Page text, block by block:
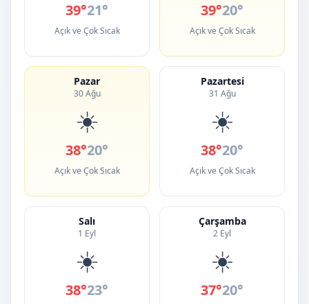
39°21°
Açık ve Çok Sıcak
39°20°
Açık ve Çok Sıcak
Pazar
30 Ağu
☀️
38°20°
Açık ve Çok Sıcak
Pazartesi
31 Ağu
☀️
38°20°
Açık ve Çok Sıcak
Salı
1 Eyl
☀️
38°23°
Çarşamba
2 Eyl
☀️
37°20°